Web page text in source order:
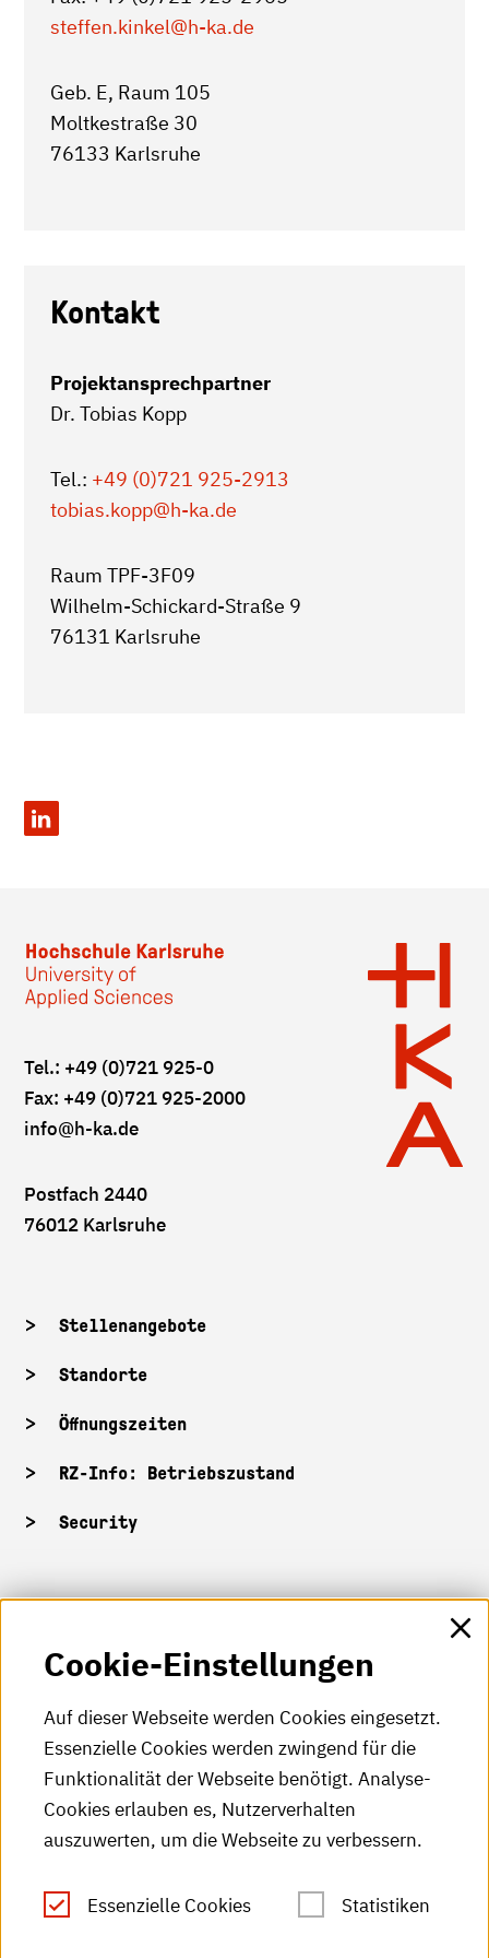
steffen.kinkel@h-ka.de
Geb. E, Raum 105
Moltkestraße 30
76133 Karlsruhe
Kontakt
Projektansprechpartner
Dr. Tobias Kopp
Tel.: +49 (0)721 925-2913
tobias.kopp@h-ka.de
Raum TPF-3F09
Wilhelm-Schickard-Straße 9
76131 Karlsruhe
Tel.: +49 (0)721 925-0
Fax: +49 (0)721 925-2000
info@h-ka.de
Postfach 2440
76012 Karlsruhe
Stellenangebote
Standorte
Öffnungszeiten
RZ-Info: Betriebszustand
Security
HKA-Shop
HKA-Videos
HKA-Podcast
HKA-Publikationen
RSS-Feed
Leichte Sprache
Cookie-Einstellungen
Auf dieser Webseite werden Cookies eingesetzt.
Essenzielle Cookies werden zwingend für die
Funktionalität der Webseite benötigt. Analyse-
Cookies erlauben es, Nutzerverhalten
auszuwerten, um die Webseite zu verbessern.
Essenzielle Cookies Statistiken